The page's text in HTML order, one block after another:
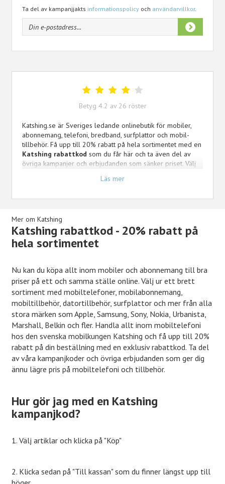
Betyg 4.2 av 26 röster
Katshing.se är Sveriges ledande onlinebutik för mobiler,
abonnemang, telefoni, bredband, surfplattor och mobil-
tillbehör. Få upp till 20% rabatt på hela sortimentet med en
Katshing rabattkod som du får här och ta även del av
övriga kampanjer och erbjudanden som sänker priset. Välj
och mobiltillbehör som laddare, batterier, headset, skal
Läs mer
Ta del av kampanjjakts informationspolicy och användarvillkor.
Mer om Katshing
Katshing rabattkod - 20% rabatt på
hela sortimentet
Nu kan du köpa allt inom mobiler och abonnemang till bra
priser på ett och samma ställe online. Välj ur ett brett
sortiment med mobiltelefoner, mobilabonnemang,
mobiltillbehör, datortillbehör, surfplattor och mer från alla
stora märken som Apple, Samsung, Sony, Nokia, Urbanista,
Marshall, Belkin och fler. Handla allt inom mobiltelefoni
hos den svenska mobilkungen Katshing och få upp till 20%
rabatt på din beställning med en exklusiv rabattkod. Ta del
av våra kampanjkoder och övriga erbjudanden som ger dig
ännu lägre pris på mobiltelefoni och tillbehör.
Hur gör jag med en Katshing
kampanjkod?
1. Välj artiklar och klicka på "Köp"
2. Klicka sedan på "Till kassan" som du finner längst upp till